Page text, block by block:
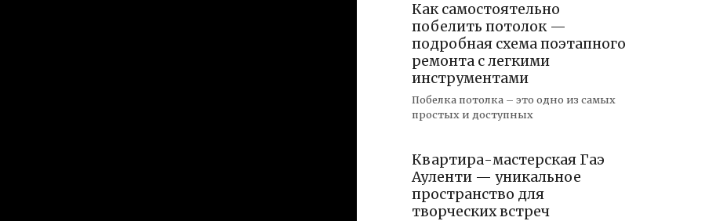
Как самостоятельно
побелить потолок —
подробная схема поэтапного
ремонта с легкими
инструментами
Побелка потолка – это одно из самых
простых и доступных
Квартира-мастерская Гаэ
Ауленти — уникальное
пространство для
творческих встреч